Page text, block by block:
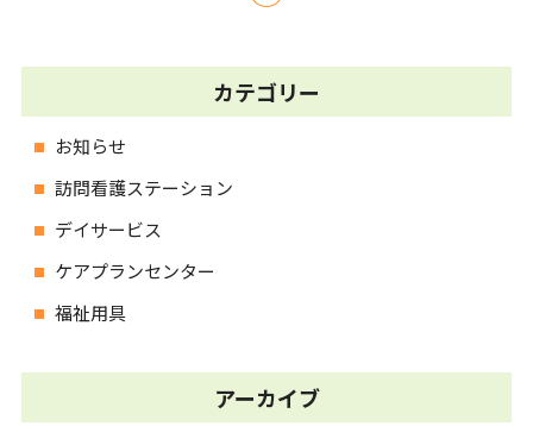
カテゴリー
お知らせ
訪問看護ステーション
デイサービス
ケアプランセンター
福祉用具
アーカイブ